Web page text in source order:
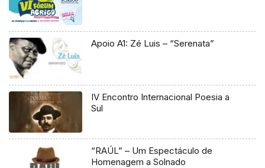
Apoio A1: Zé Luis – “Serenata”
IV Encontro Internacional Poesia a
Sul
“RAÚL” – Um Espectáculo de
Homenagem a Solnado